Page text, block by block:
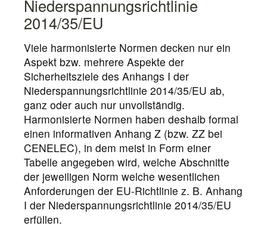
Niederspannungsrichtlinie
2014/35/EU
Viele harmonisierte Normen decken nur ein
Aspekt bzw. mehrere Aspekte der
Sicherheitsziele des Anhangs I der
Niederspannungsrichtlinie 2014/35/EU ab,
ganz oder auch nur unvollständig.
Harmonisierte Normen haben deshalb formal
einen informativen Anhang Z (bzw. ZZ bei
CENELEC), in dem meist in Form einer
Tabelle angegeben wird, welche Abschnitte
der jeweiligen Norm welche wesentlichen
Anforderungen der EU-Richtlinie z. B. Anhang
I der Niederspannungsrichtlinie 2014/35/EU
erfüllen.